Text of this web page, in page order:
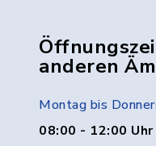
anderen
Montag bis
08:00 - 12:00 Uhr